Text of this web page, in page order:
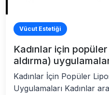
Vücut Estetiği
Kadınlar için
aldırma)
Kadınlar İçin Popüler
Uygulamaları Kadınlar